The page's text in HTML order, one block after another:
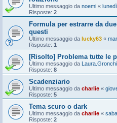
Ultimo messaggio da noemi «
Risposte: 2
Formula per estrarre da
questi
Ultimo messaggio da lucky63 «
Risposte: 1
[Risolto] Problema tutte le
Ultimo messaggio da Laura.Gronchi
Risposte: 8
Scadenziario
Ultimo messaggio da charlie «
Risposte: 5
Tema scuro o dark
Ultimo messaggio da charlie «
Risposte: 2